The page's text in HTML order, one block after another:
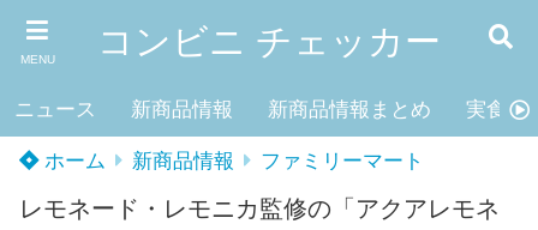
MENU コンビニ チェッカー
ニュース 新商品情報 新商品情報まとめ 実食レ
ホーム 新商品情報 ファミリーマート
レモネード・レモニカ監修の「アクアレモネ